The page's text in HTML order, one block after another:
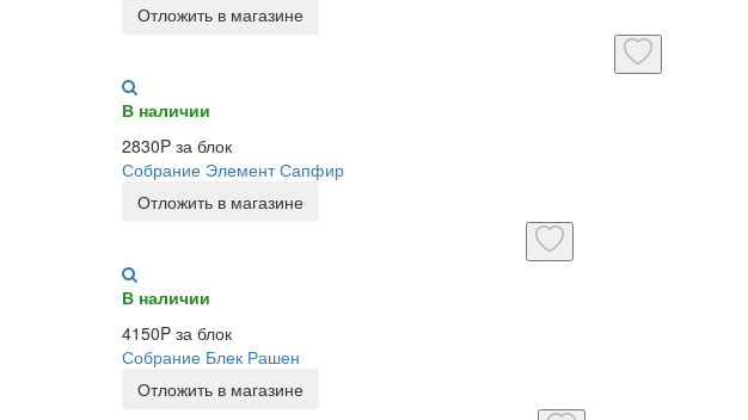
Отложить в магазине
В наличии
2830P за блок
Собрание Элемент Сапфир
Отложить в магазине
В наличии
4150P за блок
Собрание Блек Рашен
Отложить в магазине